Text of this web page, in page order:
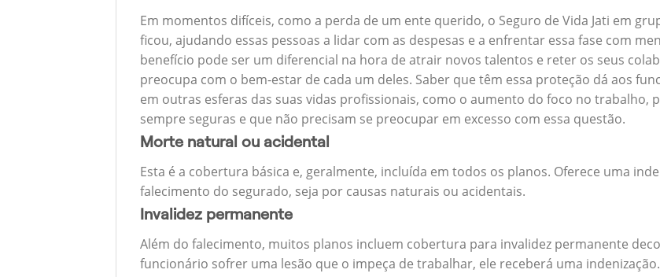
Em momentos difíceis, como a perda de um ente querido, o Seguro de Vida Jati em
ficou, ajudando essas pessoas a lidar com as despesas e a enfrentar essa fase com
benefício pode ser um diferencial na hora de atrair novos talentos e reter os seus
preocupa com o bem-estar de cada um deles. Saber que têm essa proteção dá aos
em outras esferas das suas vidas profissionais, como o aumento do foco no trabalho,
sempre seguras e que não precisam se preocupar em excesso com essa questão.
Morte natural ou acidental
Esta é a cobertura básica e, geralmente, incluída em todos os planos. Oferece uma
falecimento do segurado, seja por causas naturais ou acidentais.
Invalidez permanente
Além do falecimento, muitos planos incluem cobertura para invalidez permanente
funcionário sofrer uma lesão que o impeça de trabalhar, ele receberá uma indenização.